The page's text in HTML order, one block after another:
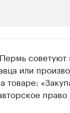
в каталоге
советуют
или
товаре: